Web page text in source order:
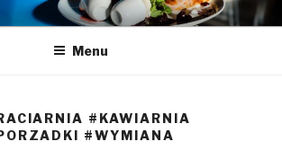
kawę i naleśniki
Menu
#KAWIARNIA
#WYMIANA